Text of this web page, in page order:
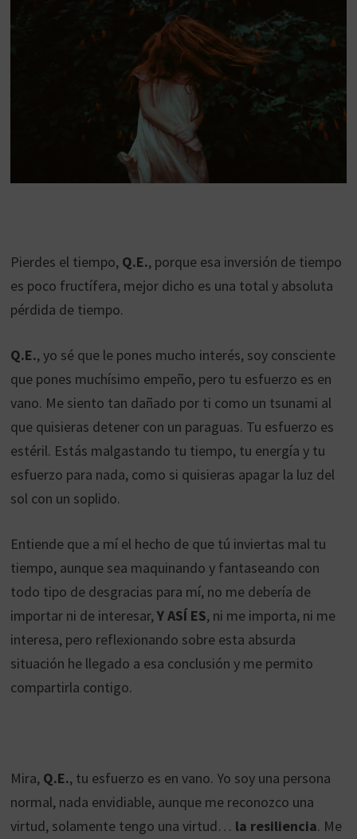
Pierdes el tiempo, Q.E., porque esa inversión de tiempo
es poco fructífera, mejor dicho es una total y absoluta
pérdida de tiempo.
Q.E., yo sé que le pones mucho interés, soy consciente
que pones muchísimo empeño, pero tu esfuerzo es en
vano. Me siento tan dañado por ti como un tsunami al
que quisieras detener con un paraguas. Tu esfuerzo es
estéril. Estás malgastando tu tiempo, tu energía y tu
esfuerzo para nada, como si quisieras apagar la luz del
sol con un soplido.
Entiende que a mí el hecho de que tú inviertas mal tu
tiempo, aunque sea maquinando y fantaseando con
todo tipo de desgracias para mí, no me debería de
importar ni de interesar,Y ASÍ ES, ni me importa, ni me
interesa, pero reflexionando sobre esta absurda
situación he llegado a esa conclusión y me permito
compartirla contigo.
Mira, Q.E., tu esfuerzo es en vano. Yo soy una persona
normal, nada envidiable, aunque me reconozco una
virtud, solamente tengo una virtud… la resiliencia. Me